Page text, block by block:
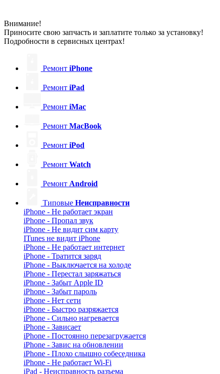
Внимание!
Приносите свою запчасть и заплатите только за установку!
Подробности в сервисных центрах!
Ремонт iPhone
Ремонт iPad
Ремонт iMac
Ремонт MacBook
Ремонт iPod
Ремонт Watch
Ремонт Android
Типовые Неисправности
iPhone - Не работает экран
iPhone - Пропал звук
iPhone - Не видит сим карту
ITunes не видит iPhone
iPhone - Не работает интернет
iPhone - Тратится заряд
iPhone - Выключается на холоде
iPhone - Перестал заряжаться
iPhone - Забыт Apple ID
iPhone - Забыт пароль
iPhone - Нет сети
iPhone - Быстро разряжается
iPhone - Сильно нагревается
iPhone - Зависает
iPhone - Постоянно перезагружается
iPhone - Завис на обновлении
iPhone - Плохо слышно собеседника
iPhone - Не работает Wi-Fi
iPad - Неисправность разъема